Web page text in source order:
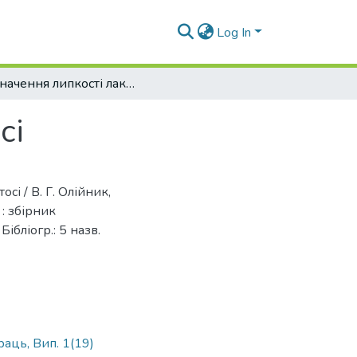
Log In
Визначення липкості лакового шару в стосі
/ В. Г. Олійник,
збірник
5 назв.
Вип. 1(19)